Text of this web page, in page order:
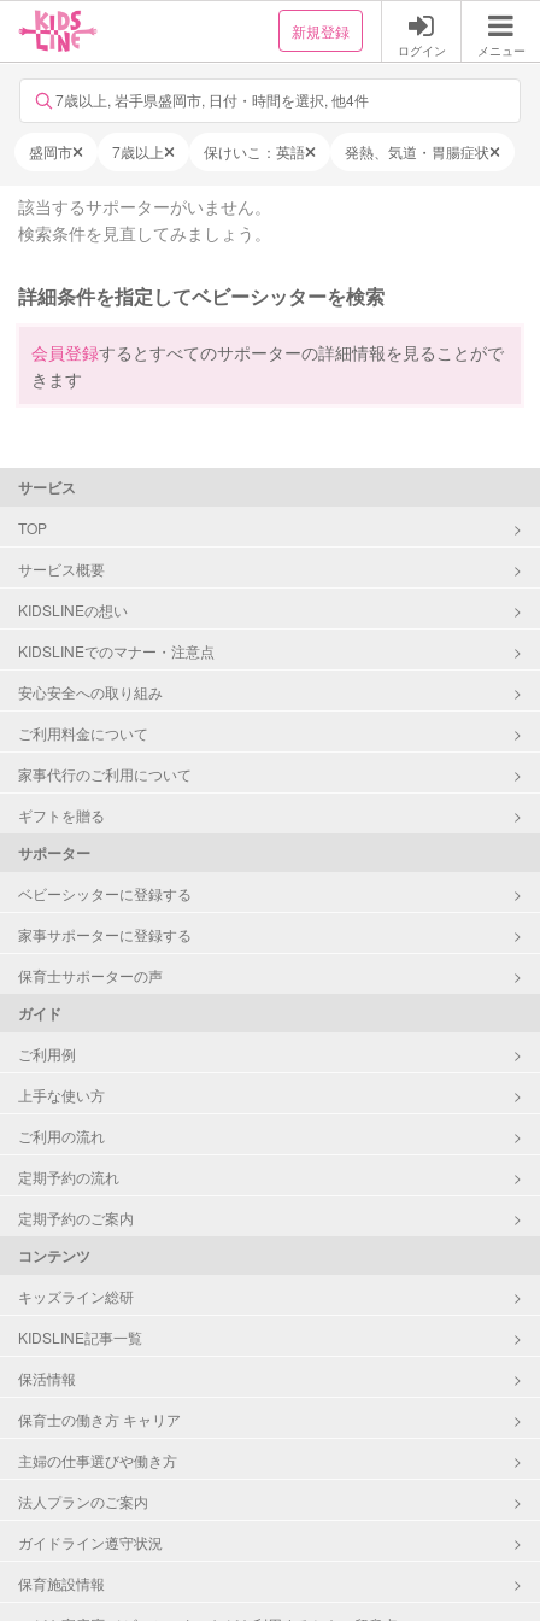
新規登録
ログイン メニュー
7歳以上, 岩手県盛岡市, 日付・時間を選択, 他4件
盛岡市 7歳以上 保けいこ：英語 発熱、気道・胃腸症状
該当するサポーターがいません。
検索条件を見直してみましょう。
詳細条件を指定してベビーシッターを検索
会員登録するとすべてのサポーターの詳細情報を見ることがで
きます
サービス
TOP
サービス概要
KIDSLINEの想い
KIDSLINEでのマナー・注意点
安心安全への取り組み
ご利用料金について
家事代行のご利用について
ギフトを贈る
サポーター
ベビーシッターに登録する
家事サポーターに登録する
保育士サポーターの声
ガイド
ご利用例
上手な使い方
ご利用の流れ
定期予約の流れ
定期予約のご案内
コンテンツ
キッズライン総研
KIDSLINE記事一覧
保活情報
保育士の働き方 キャリア
主婦の仕事選びや働き方
法人プランのご案内
ガイドライン遵守状況
保育施設情報